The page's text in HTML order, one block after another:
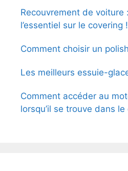
Recouvrement de voiture
l’essentiel sur le covering !
Comment choisir un
Les meilleurs essuie-
Comment accéder au
lorsqu’il se trouve dans